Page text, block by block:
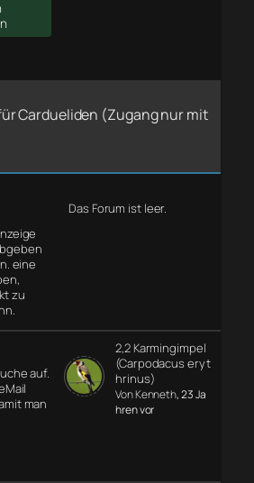
Cardueliden (Zugang nur mit
eine
zu
Das Forum ist leer.
auf.
man
2,2 Karmingimpel
(Carpodacus eryt
hrinus)
Von Kenneth, 23 Ja
hren vor